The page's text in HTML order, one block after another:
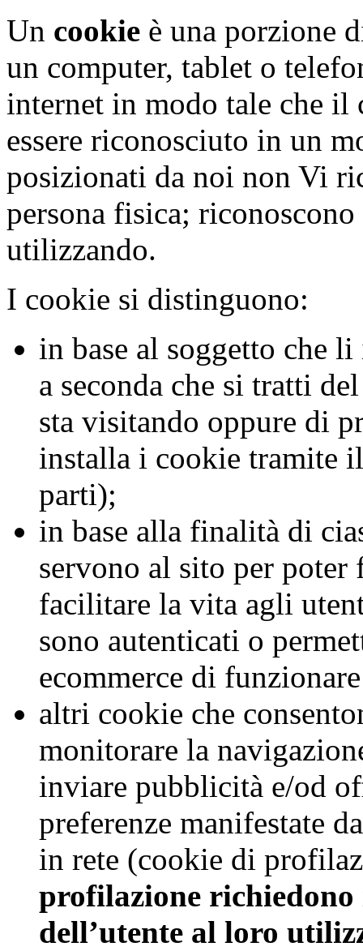
Un cookie è una porzione
un computer, tablet o
internet in modo tale che il
essere riconosciuto in un
posizionati da noi non Vi
persona fisica;
utilizzando.
I cookie si distinguono:
in base al soggetto che
a seconda che si tratti
sta visitando oppure di
installa i cookie tramite
parti);
in base alla finalità di
servono al sito per poter
facilitare la vita agli
sono autenticati o
ecommerce di
altri cookie che
monitorare la
inviare pubblicità e/od
preferenze manifestate
in rete (cookie di
profilazione richiedono
dell’utente al loro